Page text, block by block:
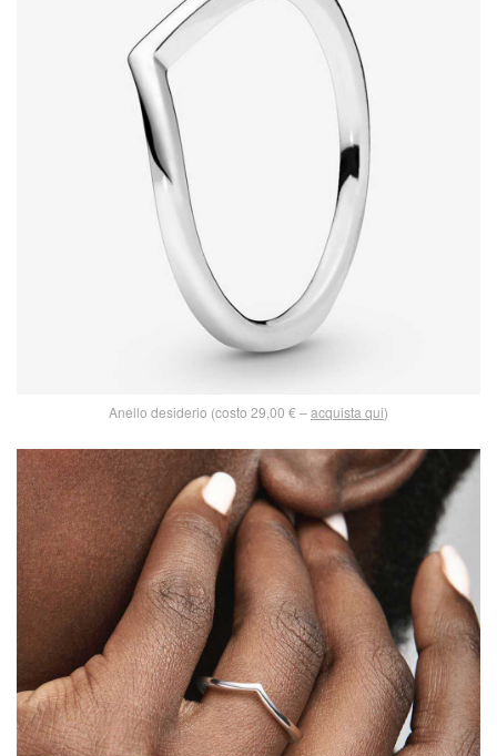
Anello desiderio (costo 29,00 € –acquista qui)